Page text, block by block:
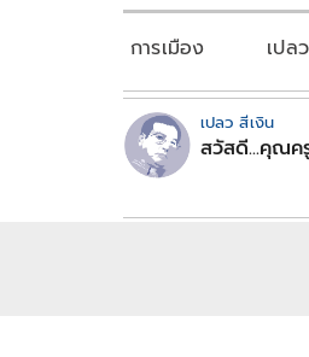
การเมือง เปล
เปลว สีเงิน
สวัสดี...คุณค